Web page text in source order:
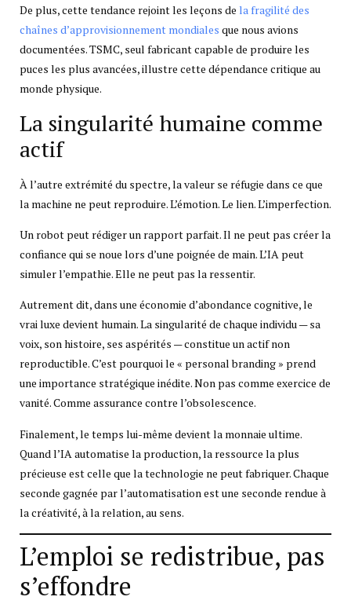
De plus, cette tendance rejoint les leçons de la fragilité des
chaînes d’approvisionnement mondiales que nous avions
documentées. TSMC, seul fabricant capable de produire les
puces les plus avancées, illustre cette dépendance critique au
monde physique.
La singularité humaine comme
actif
À l’autre extrémité du spectre, la valeur se réfugie dans ce que
la machine ne peut reproduire. L’émotion. Le lien. L’imperfection.
Un robot peut rédiger un rapport parfait. Il ne peut pas créer la
confiance qui se noue lors d’une poignée de main. L’IA peut
simuler l’empathie. Elle ne peut pas la ressentir.
Autrement dit, dans une économie d’abondance cognitive, le
vrai luxe devient humain. La singularité de chaque individu — sa
voix, son histoire, ses aspérités — constitue un actif non
reproductible. C’est pourquoi le « personal branding » prend
une importance stratégique inédite. Non pas comme exercice de
vanité. Comme assurance contre l’obsolescence.
Finalement, le temps lui-même devient la monnaie ultime.
Quand l’IA automatise la production, la ressource la plus
précieuse est celle que la technologie ne peut fabriquer. Chaque
seconde gagnée par l’automatisation est une seconde rendue à
la créativité, à la relation, au sens.
L’emploi se redistribue, pas
s’effondre